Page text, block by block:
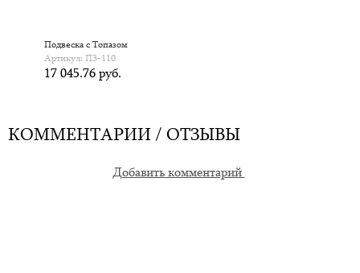
Подвеска с Топазом
Артикул: П3-110
17 045.76 руб.
КОММЕНТАРИИ / ОТЗЫВЫ
Добавить комментарий